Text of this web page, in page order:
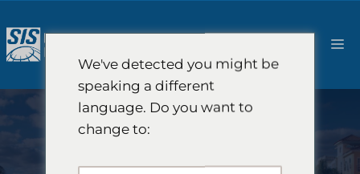
至
內
選
We've detected you might be
speaking a different
language. Do you want to
change to: